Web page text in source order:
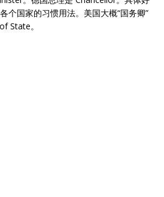
个国家的习惯用法。美国大概“国务卿”
State。